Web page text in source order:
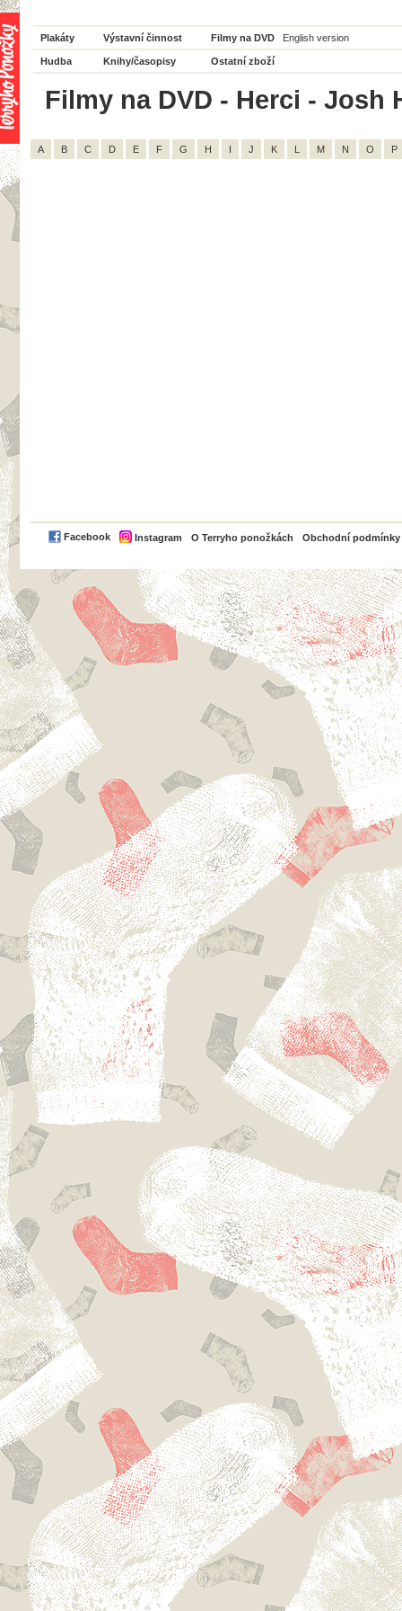
Plakáty Výstavní činnost Filmy na DVD English version
Hudba Knihy/časopisy Ostatní zboží
Filmy na DVD - Herci - Josh
A B C D E F G H I J K L M N O P
Facebook Instagram O Terryho ponožkách Obchodní podmínky
PayPal